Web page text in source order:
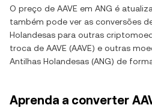
O preço de AAVE em ANG é
também pode ver as conversões
Holandesas para outras
troca de AAVE (AAVE) e outras
Antilhas Holandesas (ANG) de
Aprenda a converter